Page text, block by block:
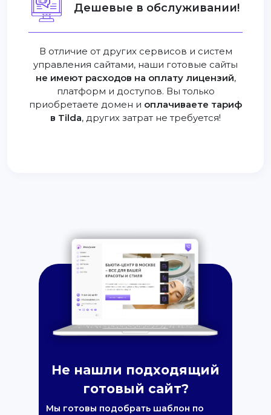
Дешевые в обслуживании!
В отличие от других сервисов и систем
управления сайтами, наши готовые сайты
не имеют расходов на оплату лицензий,
платформ и доступов. Вы только
приобретаете домен и оплачиваете тариф
в Tilda, других затрат не требуется!
Не нашли подходящий
готовый сайт?
Мы готовы подобрать шаблон по